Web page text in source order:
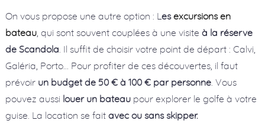
On vous propose une autre option : L esexcursions en
bateau, qui sont souvent couplées à une visite à la réserve
de Scandola . Il suffit de choisir votre point de départ : Calvi,
Galéria, Porto… Pour profiter de ces découvertes, il faut
prévoir un budget de 50 € à 100 € par personne. Vous
pouvez aussi louer un bateaupour explorer le golfe à votre
guise. La location se fait avec ou sans skipper.